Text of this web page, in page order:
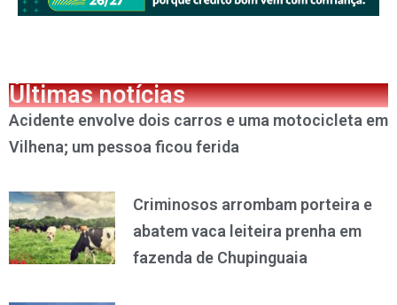
Últimas notícias
Acidente envolve dois carros e uma motocicleta em
Vilhena; um pessoa ficou ferida
Criminosos arrombam porteira e
abatem vaca leiteira prenha em
fazenda de Chupinguaia